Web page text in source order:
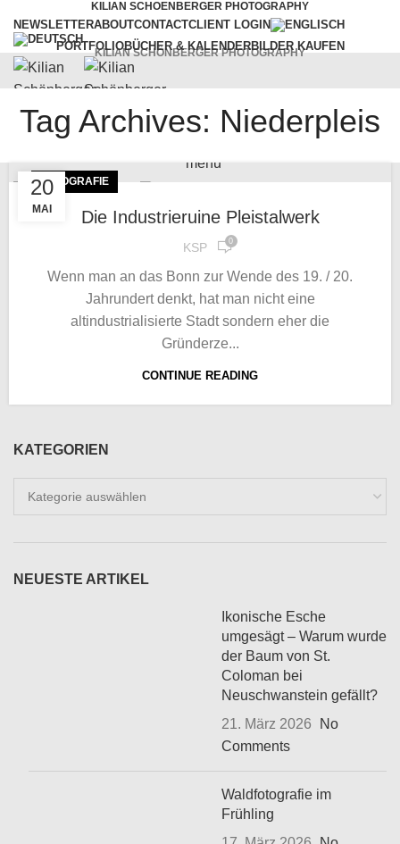
KILIAN SCHOENBERGER PHOTOGRAPHY
NEWSLETTERABOUTCONTACTCLIENT LOGIN
KILIAN SCHÖNBERGER PHOTOGRAPHY
PORTFOLIOBÜCHER & KALENDERBILDER KAUFEN
WORKSHOPSVORTRÄGESERVICES BLOG
menu
Tag Archives: Niederpleis
20
MAI
FOTOGRAFIE
Die Industrieruine Pleistalwerk
KSP 0
Wenn man an das Bonn zur Wende des 19. / 20.
Jahrundert denkt, hat man nicht eine
altindustrialisierte Stadt sondern eher die
Gründerze...
CONTINUE READING
KATEGORIEN
Kategorien
NEUESTE ARTIKEL
Ikonische Esche
umgesägt – Warum wurde
der Baum von St.
Coloman bei
Neuschwanstein gefällt?
21. März 2026
No
Comments
Waldfotografie im
Frühling